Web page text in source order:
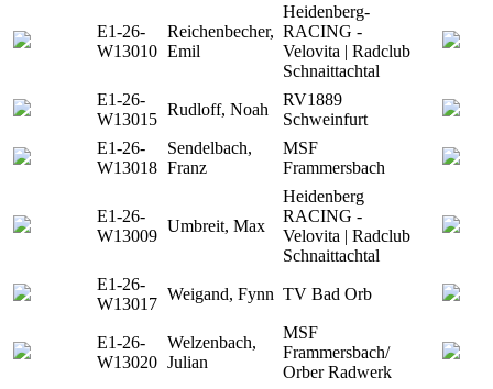
E1-26-
W13010
Reichenbecher,
Emil
Heidenberg-
RACING -
Velovita | Radclub
Schnaittachtal
E1-26-
W13015
Rudloff, Noah
RV1889
Schweinfurt
E1-26-
W13018
Sendelbach,
Franz
MSF
Frammersbach
E1-26-
W13009
Umbreit, Max
Heidenberg
RACING -
Velovita | Radclub
Schnaittachtal
E1-26-
W13017
Weigand, Fynn TV Bad Orb
E1-26-
W13020
Welzenbach,
Julian
MSF
Frammersbach/
Orber Radwerk